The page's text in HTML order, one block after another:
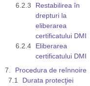
Restabilirea în
drepturi la
eliberarea
certificatului DMI
Eliberarea
certificatului DMI
Procedura de reînnoire
Durata protecţiei